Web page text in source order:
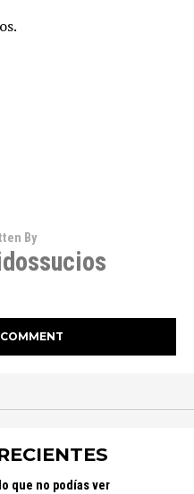
By
que no podías ver